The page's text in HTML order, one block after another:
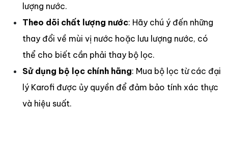
lượng nước.​
Theo dõi chất lượng nước: Hãy chú ý đến những
thay đổi về mùi vị nước hoặc lưu lượng nước, có
thể cho biết cần phải thay bộ lọc.​
Sử dụng bộ lọc chính hãng: Mua bộ lọc từ các đại
lý Karofi được ủy quyền để đảm bảo tính xác thực
và hiệu suất.​